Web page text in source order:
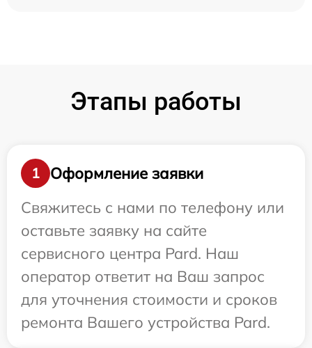
Этапы работы
1
Оформление заявки
Свяжитесь с нами по телефону или
оставьте заявку на сайте
сервисного центра Pard. Наш
оператор ответит на Ваш запрос
для уточнения стоимости и сроков
ремонта Вашего устройства Pard.